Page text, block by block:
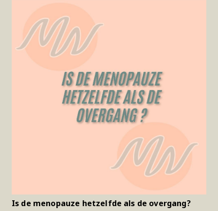
Is de menopauze hetzelfde als de overgang?